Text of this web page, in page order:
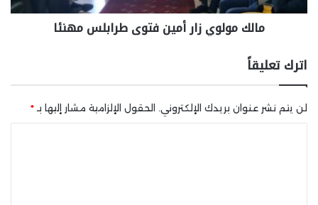
مالك مولوي زار أمين فتوى طرابلس مهنئا
اترك تعليقاً
لن يتم نشر عنوان بريدك الإلكتروني. الحقول الإلزامية مشار إليها بـ *